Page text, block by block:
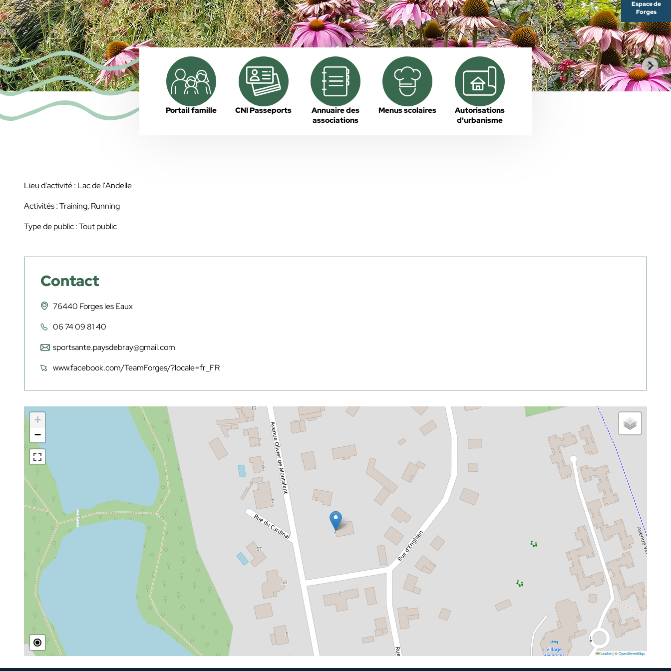
Espace de
Forges
Portail famille CNI Passeports
Annuaire des
associations
Menus scolaires
Autorisations
d'urbanisme
Lieu d'activité : Lac de l'Andelle
Activités : Training, Running
Type de public : Tout public
Contact
76440 Forges les Eaux
06 74 09 81 40
sportsante.paysdebray@gmail.com
www.facebook.com/TeamForges/?locale=fr_FR
+
−
Leaflet|©OpenStreetMap